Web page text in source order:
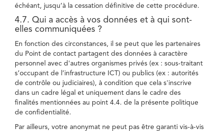
échéant, jusqu’à la cessation définitive de cette procédure.
4.7. Qui a accès à vos données et à qui sont-
elles communiquées ?
En fonction des circonstances, il se peut que les partenaires
du Point de contact partagent des données à caractère
personnel avec d'autres organismes privés (ex : sous-traitant
s’occupant de l’infrastructure ICT) ou publics (ex : autorités
de contrôle ou judiciaires), à condition que cela s'inscrive
dans un cadre légal et uniquement dans le cadre des
finalités mentionnées au point 4.4. de la présente politique
de confidentialité.
Par ailleurs, votre anonymat ne peut pas être garanti vis-à-vis